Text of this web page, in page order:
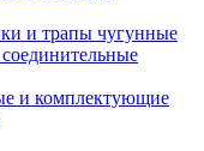
и трапы чугунные
и комплектующие